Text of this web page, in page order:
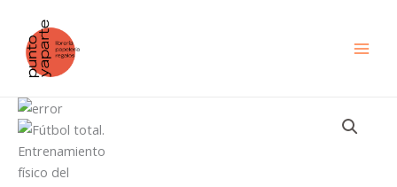
contenido
Fútbol
total.
Entrenamiento
físico